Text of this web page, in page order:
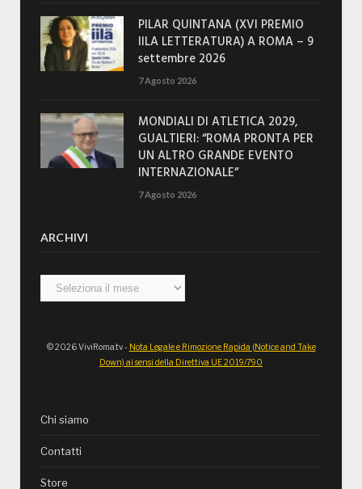
PILAR QUINTANA (XVI PREMIO
IILA LETTERATURA) A ROMA – 9
settembre 2026
7 Agosto 2026
MONDIALI DI ATLETICA 2029,
GUALTIERI: “ROMA PRONTA PER
UN ALTRO GRANDE EVENTO
INTERNAZIONALE”
7 Agosto 2026
ARCHIVI
Archivi
© 2026 ViviRoma.tv - Nota Legale e Rimozione Rapida (Notice and Take
Down) ai sensi della Direttiva UE 2019/790
Chi siamo
Contatti
Store